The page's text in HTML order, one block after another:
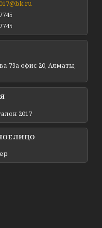
73а офис 20, Алматы,
2017